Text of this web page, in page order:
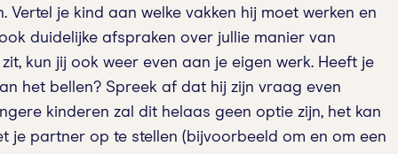
je kind aan welke vakken hij moet werken en
duidelijke afspraken over jullie manier van
kun jij ook weer even aan je eigen werk. Heeft je
het bellen? Spreek af dat hij zijn vraag even
kinderen zal dit helaas geen optie zijn, het kan
je partner op te stellen (bijvoorbeeld om en om een